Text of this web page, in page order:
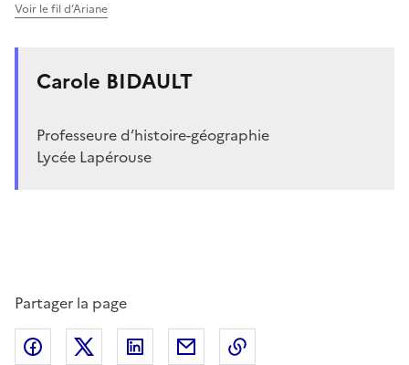
Voir le fil d’Ariane
Carole BIDAULT
Professeure d’histoire-géographie
Lycée Lapérouse
Partager la page
Partager sur Facebook
Partager sur Twitter
Partager sur LinkedIn
Partager par email